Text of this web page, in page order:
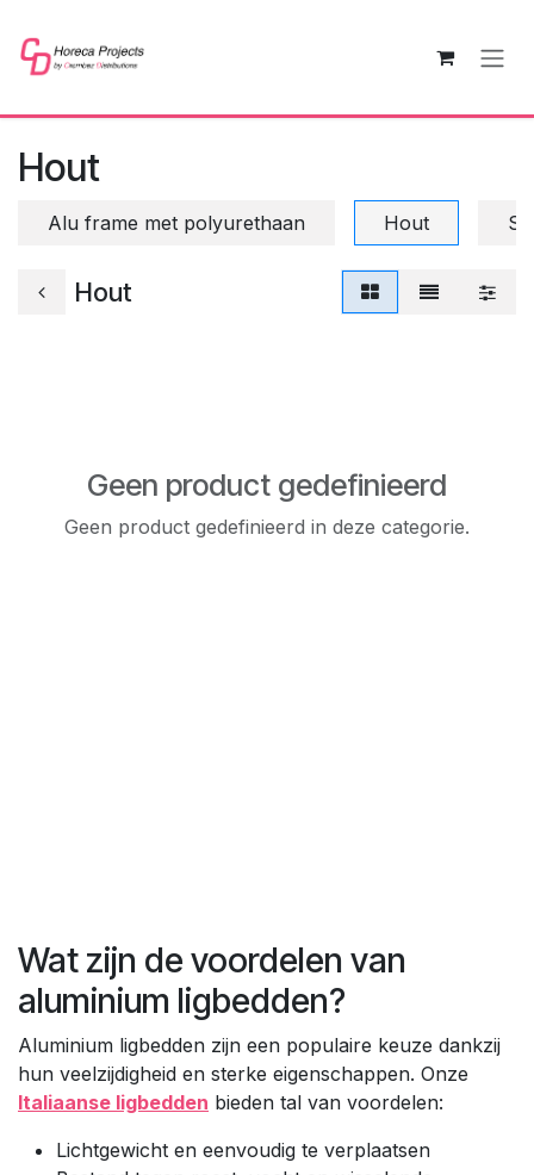
Hout
Alu frame met polyurethaan Hout
Hout
Geen product gedefinieerd
Geen product gedefinieerd in deze categorie.
Wat zijn de voordelen van
aluminium ligbedden?
Aluminium ligbedden zijn een populaire keuze dankzij
hun veelzijdigheid en sterke eigenschappen. Onze
Italiaanse ligbedden bieden tal van voordelen:
Lichtgewicht en eenvoudig te verplaatsen